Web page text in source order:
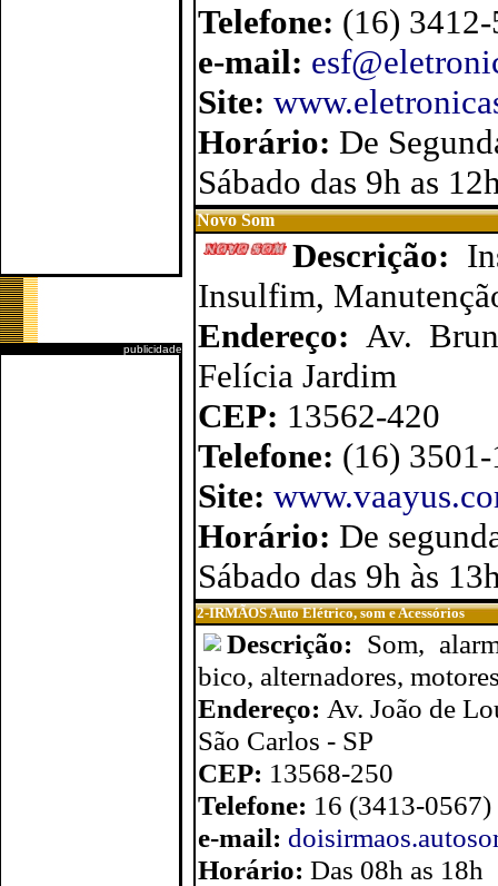
publicidade
Telefone: (16)
e-mail:
Site:
Horário: De
Sábado das 9h as
Novo Som
Descrição:
Insulfim,
Endereço: Av.
Felícia Jardim
CEP: 13562-420
Telefone: (16)
Site:
Horário: De
Sábado das 9h às
2-IRMÃOS Auto Elétrico, som e Acessórios
Descrição: Som,
bico, alternadores,
Endereço: Av. João de
São Carlos - SP
CEP: 13568-250
Telefone: 16 (3413-0567)
e-mail:
Horário: Das 08h as 18h